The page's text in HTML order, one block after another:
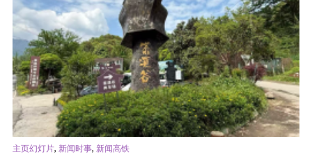
主页幻灯片, 新闻时事, 新闻高铁